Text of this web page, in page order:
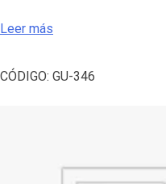
Leer más
CÓDIGO: GU-346